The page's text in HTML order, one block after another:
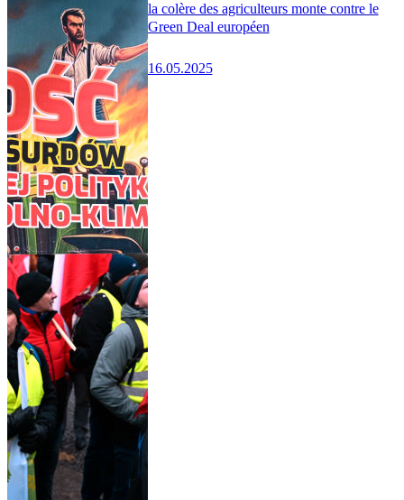
la colère des agriculteurs monte contre le
Green Deal européen
16.05.2025